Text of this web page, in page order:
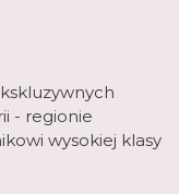
- regionie
wysokiej klasy